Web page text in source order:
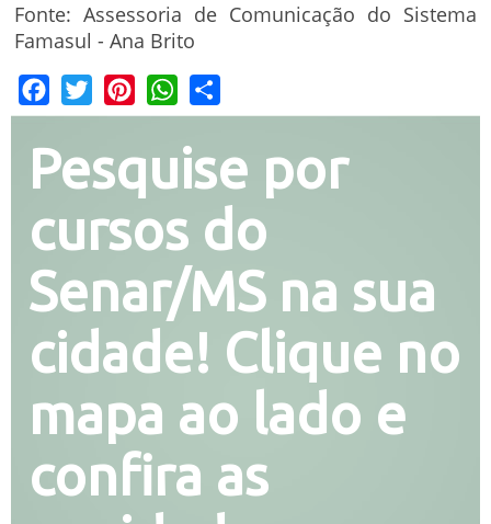
Fonte: Assessoria de Comunicação do Sistema
Famasul - Ana Brito
Facebook
Twitter PinterestWhatsApp
Pesquise por
cursos do
Senar/MS na sua
cidade! Clique no
mapa ao lado e
confira as